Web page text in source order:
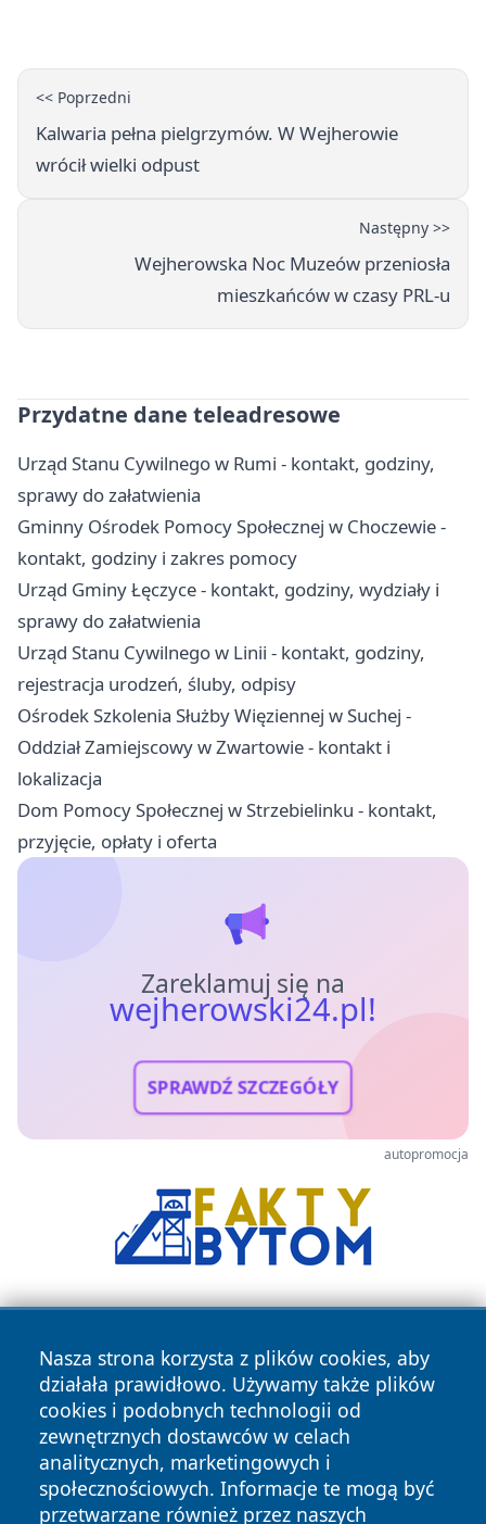
<< Poprzedni
Kalwaria pełna pielgrzymów. W Wejherowie
wrócił wielki odpust
Następny >>
Wejherowska Noc Muzeów przeniosła
mieszkańców w czasy PRL-u
Przydatne dane teleadresowe
Urząd Stanu Cywilnego w Rumi - kontakt, godziny,
sprawy do załatwienia
Gminny Ośrodek Pomocy Społecznej w Choczewie -
kontakt, godziny i zakres pomocy
Urząd Gminy Łęczyce - kontakt, godziny, wydziały i
sprawy do załatwienia
Urząd Stanu Cywilnego w Linii - kontakt, godziny,
rejestracja urodzeń, śluby, odpisy
Ośrodek Szkolenia Służby Więziennej w Suchej -
Oddział Zamiejscowy w Zwartowie - kontakt i
lokalizacja
Dom Pomocy Społecznej w Strzebielinku - kontakt,
przyjęcie, opłaty i oferta
Zareklamuj się na
wejherowski24.pl!
SPRAWDŹ SZCZEGÓŁY
autopromocja
Nasza strona korzysta z plików cookies, aby
działała prawidłowo. Używamy także plików
cookies i podobnych technologii od
zewnętrznych dostawców w celach
analitycznych, marketingowych i
społecznościowych. Informacje te mogą być
przetwarzane również przez naszych
Copyright © 2026 wejherowski24.pl Wszystkie prawa
zastrzeżone.